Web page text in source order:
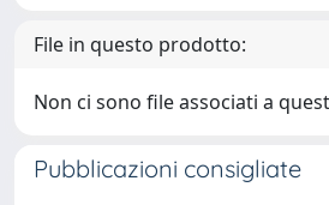
File in questo prodotto:
Non ci sono file associati a
Pubblicazioni consigliate